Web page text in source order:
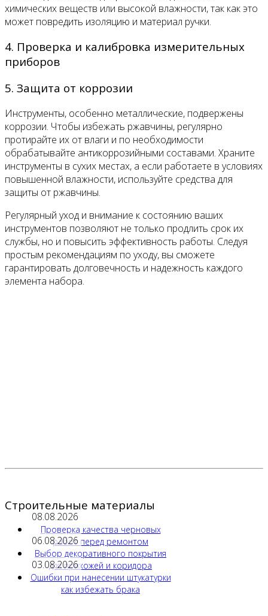
химических веществ или высокой влажности, так как это
может повредить изоляцию и материал ручки.
4. Проверка и калибровка измерительных
приборов
5. Защита от коррозии
Инструменты, особенно металлические, подвержены
коррозии. Чтобы избежать ржавчины, регулярно
протирайте их от влаги и по необходимости
обрабатывайте антикоррозийными составами. Храните
инструменты в сухих местах, а если работаете в условиях
повышенной влажности, используйте средства для
защиты от ржавчины.
Регулярный уход и внимание к состоянию ваших
инструментов позволяют не только продлить срок их
службы, но и повысить эффективность работы. Следуя
простым рекомендациям по уходу, вы сможете
гарантировать долговечность и надежность каждого
элемента набора.
Строительные материалы
08.08.2026
Проверка качества черновых
работ перед ремонтом
06.08.2026
Выбор декоративного покрытия
для прихожей и коридора
03.08.2026
Ошибки при нанесении штукатурки
как избежать брака